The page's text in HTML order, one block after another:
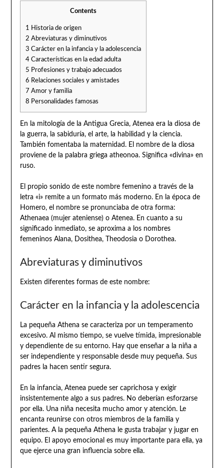
Contents
1 Historia de origen
2 Abreviaturas y diminutivos
3 Carácter en la infancia y la adolescencia
4Características en la edad adulta
5 Profesiones y trabajo adecuados
6 Relaciones sociales y amistades
7 Amor y familia
8 Personalidades famosas
En la mitología de la Antigua Grecia, Atenea era la diosa de
la guerra, la sabiduría, el arte, la habilidad y la ciencia.
También fomentaba la maternidad. El nombre de la diosa
proviene de la palabra griega atheonoa. Significa «divina» en
ruso.
El propio sonido de este nombre femenino a través de la
letra «i» remite a un formato más moderno. En la época de
Homero, el nombre se pronunciaba de otra forma:
Athenaea (mujer ateniense) o Atenea. En cuanto a su
significado inmediato, se aproxima a los nombres
femeninos Alana, Dosithea, Theodosia o Dorothea.
Abreviaturas y diminutivos
Existen diferentes formas de este nombre:
Carácter en la infancia y la adolescencia
La pequeña Athena se caracteriza por un temperamento
excesivo. Al mismo tiempo, se vuelve tímida, impresionable
y dependiente de su entorno. Hay que enseñar a la niña a
ser independiente y responsable desde muy pequeña. Sus
padres la hacen sentir segura.
En la infancia, Atenea puede ser caprichosa y exigir
insistentemente algo a sus padres. No deberían esforzarse
por ella. Una niña necesita mucho amor y atención. Le
encanta reunirse con otros miembros de la familia y
parientes. A la pequeña Athena le gusta trabajar y jugar en
equipo. El apoyo emocional es muy importante para ella, ya
que ejerce una gran influencia sobre ella.